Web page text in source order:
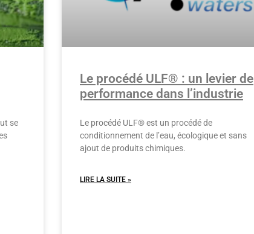
se
Le procédé ULF® : un levier de
performance dans l’industrie
Le procédé ULF® est un procédé de
conditionnement de l’eau, écologique et sans
ajout de produits chimiques.
LIRE LA SUITE »